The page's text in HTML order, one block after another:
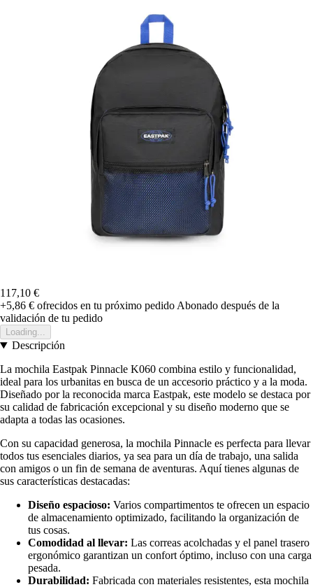
117,10 €
+5,86 € ofrecidos en tu próximo pedido Abonado después de la
validación de tu pedido
Loading...
Descripción
La mochila Eastpak Pinnacle K060 combina estilo y funcionalidad,
ideal para los urbanitas en busca de un accesorio práctico y a la moda.
Diseñado por la reconocida marca Eastpak, este modelo se destaca por
su calidad de fabricación excepcional y su diseño moderno que se
adapta a todas las ocasiones.
Con su capacidad generosa, la mochila Pinnacle es perfecta para llevar
todos tus esenciales diarios, ya sea para un día de trabajo, una salida
con amigos o un fin de semana de aventuras. Aquí tienes algunas de
sus características destacadas:
Diseño espacioso: Varios compartimentos te ofrecen un espacio
de almacenamiento optimizado, facilitando la organización de
tus cosas.
Comodidad al llevar: Las correas acolchadas y el panel trasero
ergonómico garantizan un confort óptimo, incluso con una carga
pesada.
Durabilidad: Fabricada con materiales resistentes, esta mochila